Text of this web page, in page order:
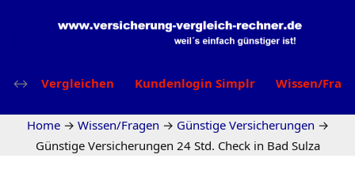
Vergleichen Kundenlogin Simplr Wissen/
Home → Wissen/Fragen → Günstige Versicherungen →
Günstige Versicherungen 24 Std. Check in Bad Sulza